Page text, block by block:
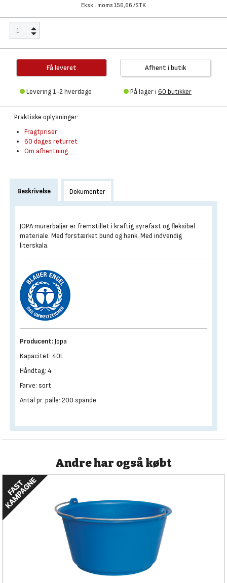
Ekskl. moms 156,66 /STK
Få leveret
Levering 1-2 hverdage
Afhent i butik
På lager i 60 butikker
Praktiske oplysninger:
Fragtpriser
60 dages returret
Om afhentning
Beskrivelse Dokumenter
JOPA murerbaljer er fremstillet i kraftig syrefast og fleksibel
materiale. Med forstærket bund og hank. Med indvendig
literskala.
Producent:Jopa
Kapacitet: 40L
Håndtag: 4
Farve: sort
Antal pr. palle: 200 spande
Andre har også købt